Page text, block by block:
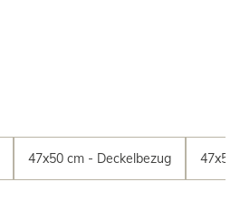
47x50 cm - Deckelbezug 47x50